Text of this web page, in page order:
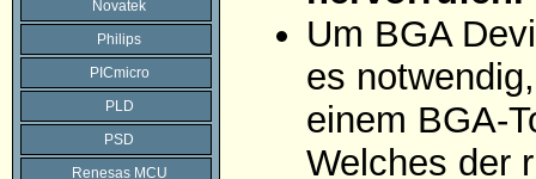
Novatek
Philips
PICmicro
PLD
PSD
Renesas MCU
Um BGA
es
einem BGA-
Welches der